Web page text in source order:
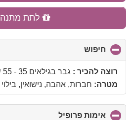
לתת מתנה
חיפוש
to
collapseרוצה להכיר : גבר בגילאים 35 - 55 שנים
מטרה: חברות, אהבה, נישואין, בילוי
אימות פרופיל